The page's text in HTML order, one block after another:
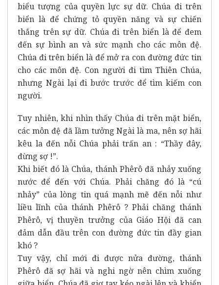
biểu tượng của quyền lực sự dữ. Chúa đi trên
biển là để chứng tỏ quyền năng và sự chiến
thắng trên sự dữ. Chúa đi trên biển là để đem
đến sự bình an và sức mạnh cho các môn đệ.
Chúa đi trên biển là để mở ra con đường đức tin
cho các môn đệ. Con người đi tìm Thiên Chúa,
nhưng Ngài lại đi bước trước để tìm kiếm con
người.
Tuy nhiên, khi nhìn thấy Chúa đi trên mặt biển,
các môn đệ đã lầm tưởng Ngài là ma, nên sợ hãi
kêu la đến nỗi Chúa phải trấn an : “Thầy đây,
đừng sợ !”.
Khi biết đó là Chúa, thánh Phêrô đã nhảy xuống
nước để đến với Chúa. Phải chăng đó là “cú
nhảy” của lòng tin quá mạnh mẽ đến nỗi như
liều lĩnh của thánh Phêrô ? Phải chăng thánh
Phêrô, vị thuyền trưởng của Giáo Hội đã can
đảm dẫn đầu trên con đường đức tin đầy gian
khó ?
Tuy vậy, chỉ mới đi được nửa đường, thánh
Phêrô đã sợ hãi và nghi ngờ nên chìm xuống